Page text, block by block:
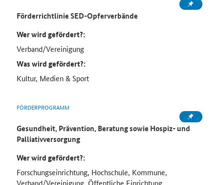
Förderrichtlinie SED-Opferverbände
Wer wird gefördert?:
Verband/Vereinigung
Was wird gefördert?:
Kultur, Medien & Sport
FÖRDERPROGRAMM
Gesundheit, Prävention, Beratung sowie Hospiz- und
Palliativversorgung
Wer wird gefördert?:
Forschungseinrichtung, Hochschule, Kommune,
Verband/Vereinigung, Öffentliche Einrichtung